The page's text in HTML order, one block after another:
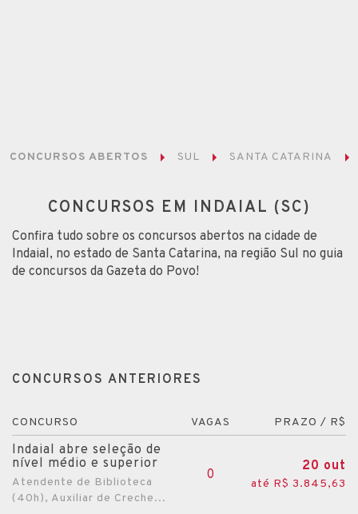
CONCURSOS ABERTOS SUL SANTA CATARINA
CONCURSOS EM INDAIAL (SC)
Confira tudo sobre os concursos abertos na cidade de
Indaial, no estado de Santa Catarina, na região Sul no guia
de concursos da Gazeta do Povo!
CONCURSOS ANTERIORES
CONCURSO VAGAS PRAZO / R$
Indaial abre seleção de
nível médio e superior
Atendente de Biblioteca
(40h), Auxiliar de Creche...
0
20 out
até R$ 3.845,63